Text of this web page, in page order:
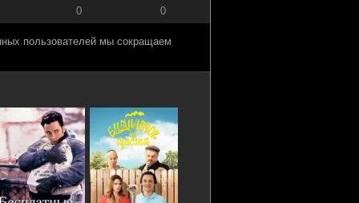
0 0
пользователей мы сокращаем